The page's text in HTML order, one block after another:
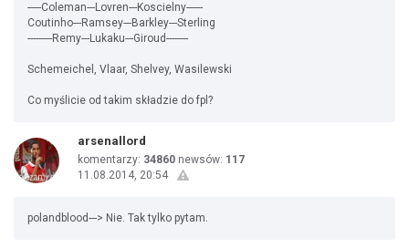
-----Coleman---Lovren---Koscielny------
Coutinho---Ramsey---Barkley---Sterling
---------Remy---Lukaku---Giroud--------
Schemeichel, Vlaar, Shelvey, Wasilewski
Co myślicie od takim składzie do fpl?
arsenallord
komentarzy: 34860 newsów: 117
11.08.2014, 20:54
polandblood---> Nie. Tak tylko pytam.